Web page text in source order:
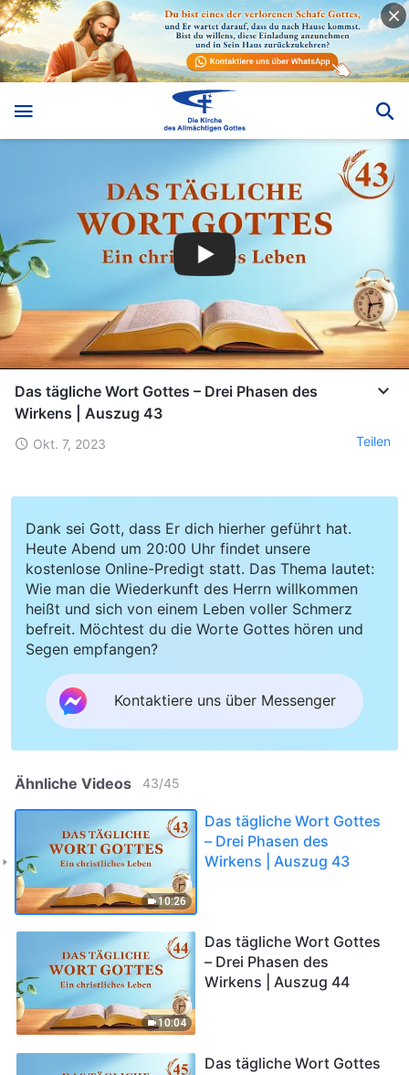
Das tägliche Wort Gottes – Drei Phasen des
Wirkens | Auszug 43
Okt. 7, 2023 Teilen
Dank sei Gott, dass Er dich hierher geführt hat.
Heute Abend um 20:00 Uhr findet unsere
kostenlose Online-Predigt statt. Das Thema lautet:
Wie man die Wiederkunft des Herrn willkommen
heißt und sich von einem Leben voller Schmerz
befreit. Möchtest du die Worte Gottes hören und
Segen empfangen?
Kontaktiere uns über Messenger
Ähnliche Videos 43/45
10:26
Das tägliche Wort Gottes
– Drei Phasen des
Wirkens | Auszug 43
10:04
Das tägliche Wort Gottes
– Drei Phasen des
Wirkens | Auszug 44
Das tägliche Wort Gottes